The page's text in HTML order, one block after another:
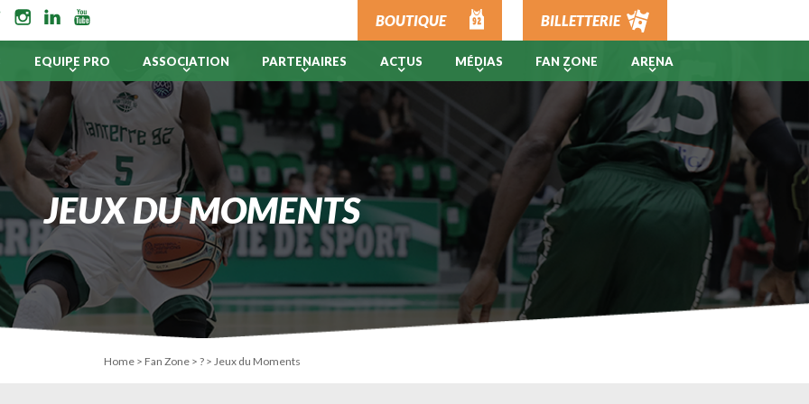
BOUTIQUE BILLETTERIE
EQUIPE PRO ASSOCIATION PARTENAIRES ACTUS MÉDIAS FAN ZONE ARENA
JEUX DU MOMENTS
Home > Fan Zone > ? > Jeux du Moments